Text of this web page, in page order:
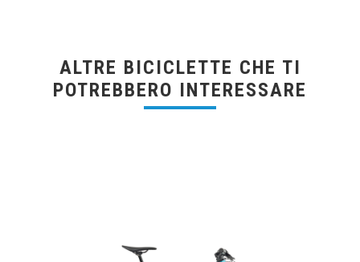
ALTRE BICICLETTE CHE TI
POTREBBERO INTERESSARE